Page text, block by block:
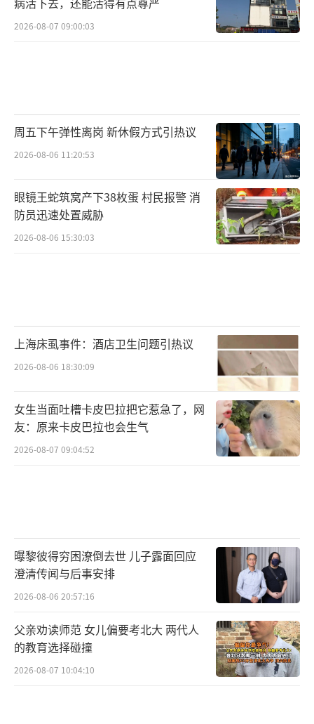
2026-08-07 09:00:03
周五下午弹性离岗 新休假方式引热议
2026-08-06 11:20:53
眼镜王蛇筑窝产下38枚蛋 村民报警 消
防员迅速处置威胁
2026-08-06 15:30:03
上海床虱事件：酒店卫生问题引热议
2026-08-06 18:30:09
女生当面吐槽卡皮巴拉把它惹急了，网
友：原来卡皮巴拉也会生气
2026-08-07 09:04:52
曝黎彼得穷困潦倒去世 儿子露面回应
澄清传闻与后事安排
2026-08-06 20:57:16
父亲劝读师范 女儿偏要考北大 两代人
的教育选择碰撞
2026-08-07 10:04:10